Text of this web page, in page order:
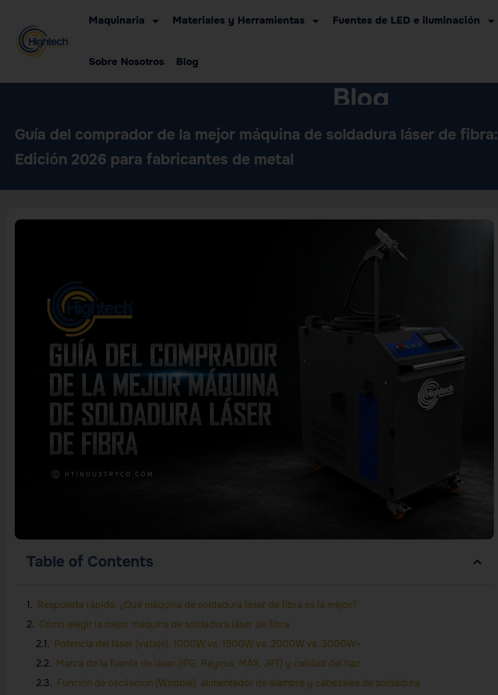
Maquinaria Materiales y Herramientas Fuentes de LED e iluminación
Sobre Nosotros Blog
Blog
Guía del comprador de la mejor máquina de soldadura láser de fibra:
Edición 2026 para fabricantes de metal
Table of Contents
Respuesta rápida: ¿Qué máquina de soldadura láser de fibra es la mejor?
Cómo elegir la mejor máquina de soldadura láser de fibra
Potencia del láser (vataje): 1000W vs. 1500W vs. 2000W vs. 3000W+
Marca de la fuente de láser (IPG, Raycus, MAX, JPT) y calidad del haz
Función de oscilación (Wobble), alimentador de alambre y cabezales de soldadura